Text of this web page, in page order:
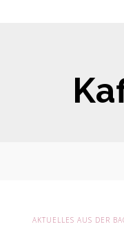
AKTUELLES AUS DER